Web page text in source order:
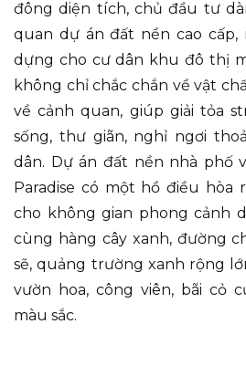
đông diện tích, chủ đầu tư
quan dự án đất nền cao cấp,
dựng cho cư dân khu đô thị
không chỉ chắc chắn về vật
về cảnh quan, giúp giải tỏa
sống, thư giãn, nghỉ ngơi
dân. Dự án đất nền nhà phố
Paradise có một hồ điều hòa
cho không gian phong cảnh
cùng hàng cây xanh, đường
sẽ, quảng trường xanh rộng
vườn hoa, công viên, bãi cỏ
màu sắc.